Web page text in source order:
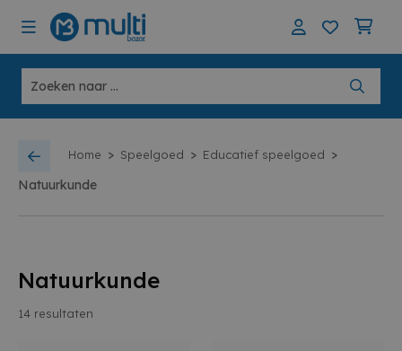
Home > Speelgoed > Educatief speelgoed >
Natuurkunde
Natuurkunde
14 resultaten